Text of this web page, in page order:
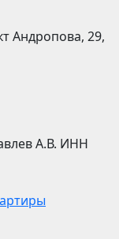
Андропова, 29,
А.В. ИНН